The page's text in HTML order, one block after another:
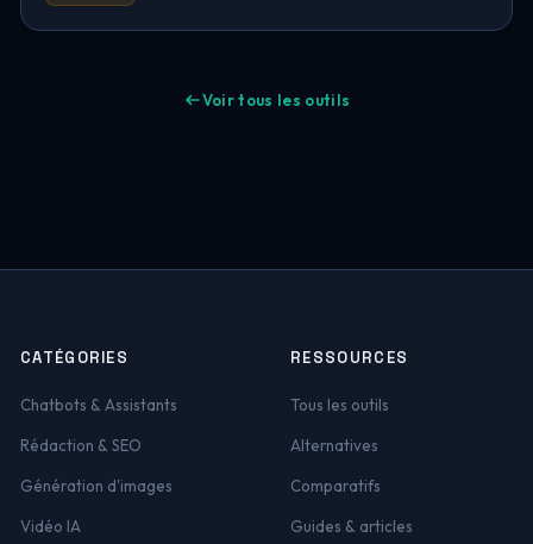
Voir tous les outils
CATÉGORIES
Chatbots & Assistants
Rédaction & SEO
Génération d'images
Vidéo IA
RESSOURCES
Tous les outils
Alternatives
Comparatifs
Guides & articles